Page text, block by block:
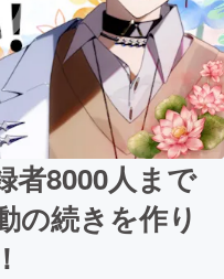
者8000人まで
の続きを作り